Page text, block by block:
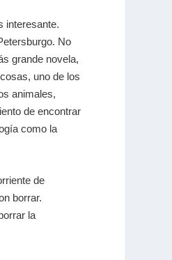
interesante.
No
grande novela,
uno de los
animales,
de encontrar
como la
de
borrar.
la